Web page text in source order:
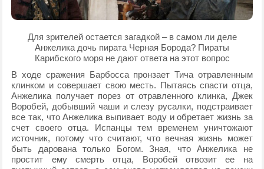
Для зрителей остается загадкой – в самом ли деле
Анжелика дочь пирата Черная Борода? Пираты
Карибского моря не дают ответа на этот вопрос
В ходе сражения Барбосса пронзает Тича отравленным
клинком и совершает свою месть. Пытаясь спасти отца,
Анжелика получает порез от отравленного клинка, Джек
Воробей, добывший чаши и слезу русалки, подстраивает
все так, что Анжелика выпивает воду и обретает жизнь за
счет своего отца. Испанцы тем временем уничтожают
источник, потому что считают, что вечная жизнь может
быть дарована только Богом. Зная, что Анжелика не
простит ему смерть отца, Воробей отвозит ее на